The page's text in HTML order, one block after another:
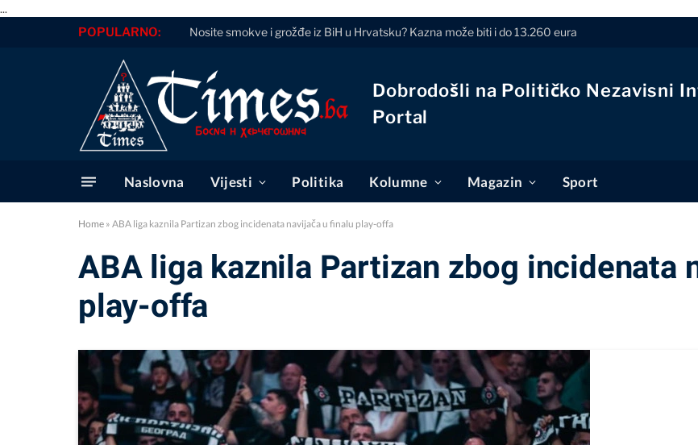
...
POPULARNO: Nosite smokve i grožđe iz BiH u Hrvatsku? Kazna može biti i do 13.260 eura
Dobrodošli na Političko Nezavisni
Portal
Naslovna Vijesti Politika Kolumne Magazin Sport
Home » ABA liga kaznila Partizan zbog incidenata navijača u finalu play-offa
ABA liga kaznila Partizan zbog incidenata
play-offa